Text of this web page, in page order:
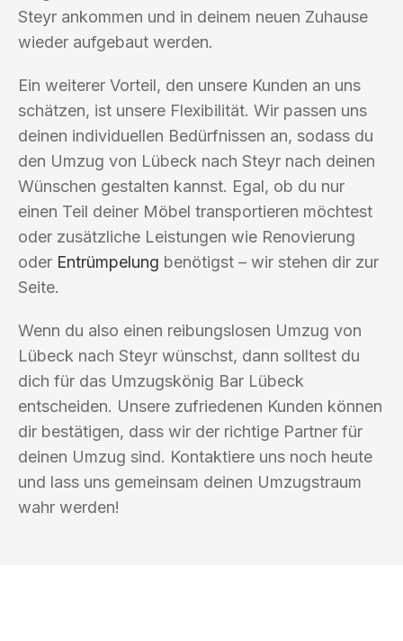
Steyr ankommen und in deinem neuen Zuhause
wieder aufgebaut werden.
Ein weiterer Vorteil, den unsere Kunden an uns
schätzen, ist unsere Flexibilität. Wir passen uns
deinen individuellen Bedürfnissen an, sodass du
den Umzug von Lübeck nach Steyr nach deinen
Wünschen gestalten kannst. Egal, ob du nur
einen Teil deiner Möbel transportieren möchtest
oder zusätzliche Leistungen wie Renovierung
oder Entrümpelung benötigst – wir stehen dir zur
Seite.
Wenn du also einen reibungslosen Umzug von
Lübeck nach Steyr wünschst, dann solltest du
dich für das Umzugskönig Bar Lübeck
entscheiden. Unsere zufriedenen Kunden können
dir bestätigen, dass wir der richtige Partner für
deinen Umzug sind. Kontaktiere uns noch heute
und lass uns gemeinsam deinen Umzugstraum
wahr werden!